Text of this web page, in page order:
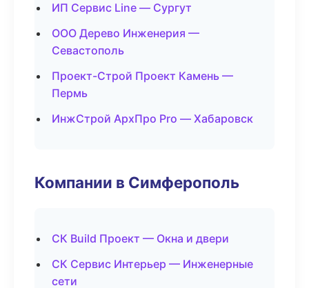
ИП Сервис Line — Сургут
ООО Дерево Инженерия —
Севастополь
Проект-Строй Проект Камень —
Пермь
ИнжСтрой АрхПро Pro — Хабаровск
Компании в Симферополь
СК Build Проект — Окна и двери
СК Сервис Интерьер — Инженерные
сети